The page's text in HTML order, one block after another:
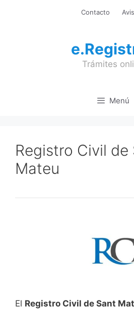
Contacto
Trámites
Menú
Registro Civil de
Mateu
El Registro Civil de Sant